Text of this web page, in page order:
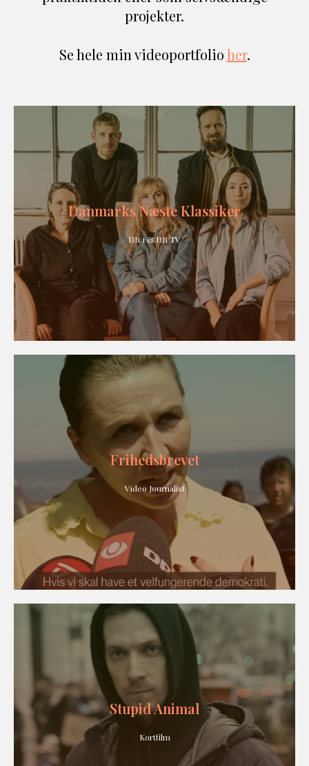
projekter.
Se hele min videoportfolioher.
Danmarks Næste Klassiker
DR 1 & DR TV
Frihedsbrevet
Video Journalist
Stupid Animal
Kortfilm